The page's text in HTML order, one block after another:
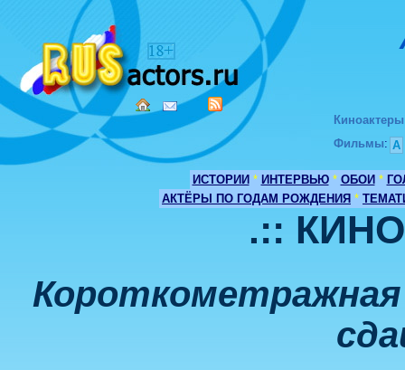
Киноактеры
Фильмы: А
ИСТОРИИ * ИНТЕРВЬЮ * ОБОИ *
АКТЁРЫ ПО ГОДАМ РОЖДЕНИЯ *
.::